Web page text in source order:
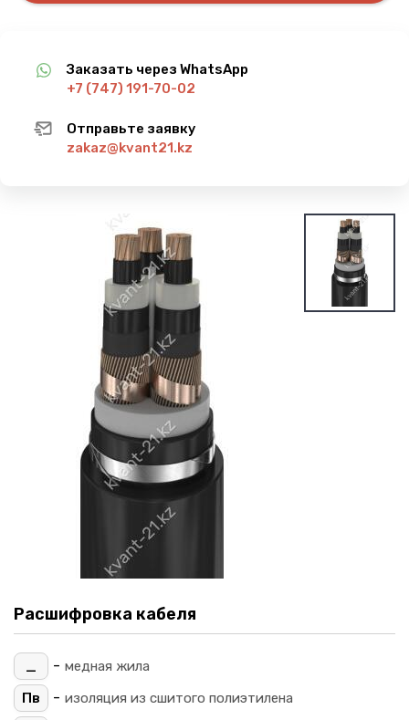
Заказать через WhatsApp
+7 (747) 191-70-02
Отправьте заявку
zakaz@kvant21.kz
Расшифровка кабеля
_ - медная жила
Пв
- изоляция из сшитого полиэтилена